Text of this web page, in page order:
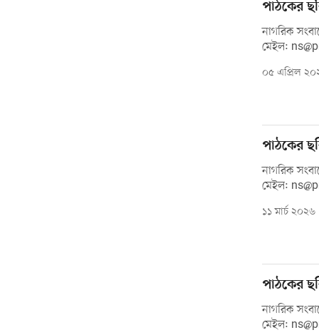
পাঠকের
নাগরিক
মেইল:
০৫ এপ্রিল
পাঠকের
নাগরিক
মেইল:
১১ মার্চ ২০২৬
পাঠকের
নাগরিক
মেইল: